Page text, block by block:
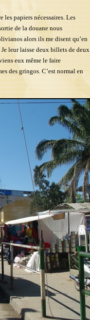
les papiers nécessaires. Les
de la douane nous
alors ils me disent qu’en
leur laisse deux billets de deux
eux même le faire
des gringos. C’est normal en